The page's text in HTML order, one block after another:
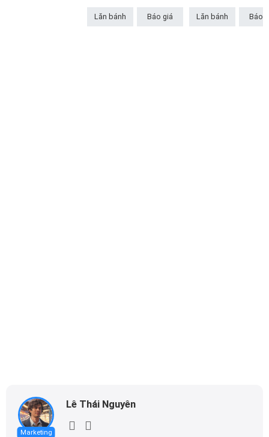
Lăn bánh Báo giá Lăn bánh Báo
Marketing
Lê Thái Nguyên